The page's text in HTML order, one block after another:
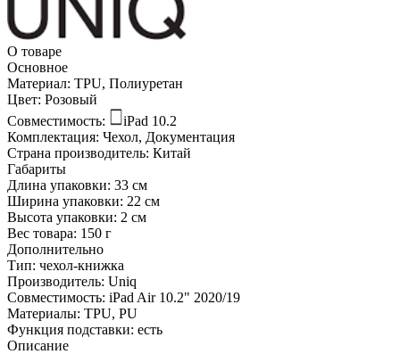
О товаре
Основное
Материал: TPU, Полиуретан
Цвет: Розовый
Совместимость:
iPad 10.2
Комплектация: Чехол, Документация
Страна производитель: Китай
Габариты
Длина упаковки: 33 см
Ширина упаковки: 22 см
Высота упаковки: 2 см
Вес товара: 150 г
Дополнительно
Тип: чехол-книжка
Производитель: Uniq
Совместимость: iPad Air 10.2" 2020/19
Материалы: TPU, PU
Функция подставки: есть
Описание